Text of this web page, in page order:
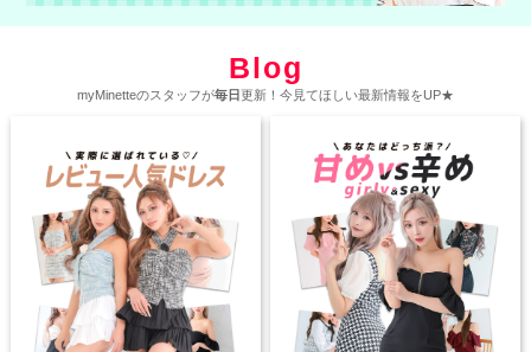
Blog
myMinetteのスタッフが毎日更新！今見てほしい最新情報をUP★